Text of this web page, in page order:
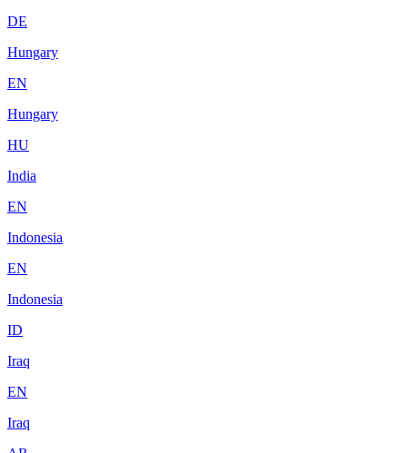
DE
Hungary
EN
Hungary
HU
India
EN
Indonesia
EN
Indonesia
ID
Iraq
EN
Iraq